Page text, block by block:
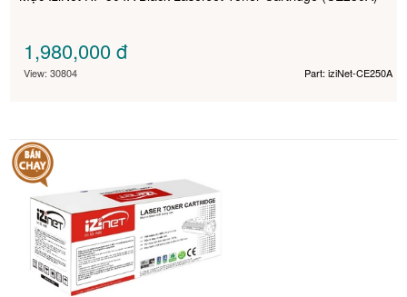
1,980,000đ
View: 30804 Part: iziNet-CE250A